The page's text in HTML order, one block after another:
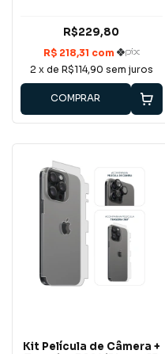
R$229,80
2 x de R$114,90 sem juros
COMPRAR
Kit Película de Câmera +